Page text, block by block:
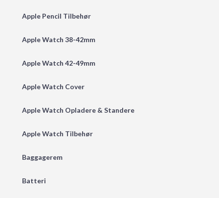
Apple Pencil Tilbehør
Apple Watch 38-42mm
Apple Watch 42-49mm
Apple Watch Cover
Apple Watch Opladere & Standere
Apple Watch Tilbehør
Baggagerem
Batteri